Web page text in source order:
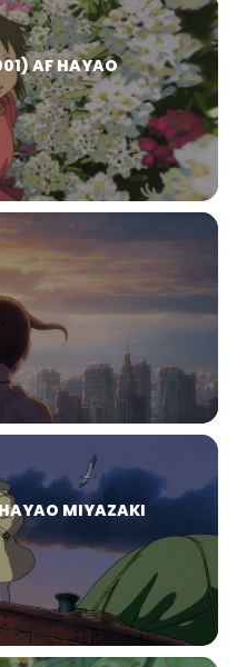
AF HAYAO
MIYAZAKI